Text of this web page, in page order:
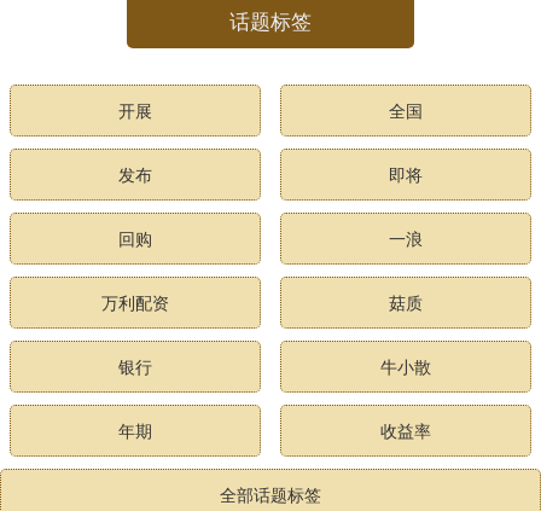
话题标签
开展 全国
发布 即将
回购 一浪
万利配资 菇质
银行 牛小散
年期 收益率
全部话题标签